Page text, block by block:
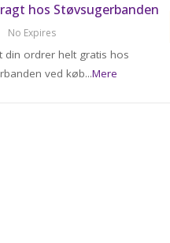
hos Støvsugerbanden
No Expires
din ordrer helt gratis hos
ved køb...Mere